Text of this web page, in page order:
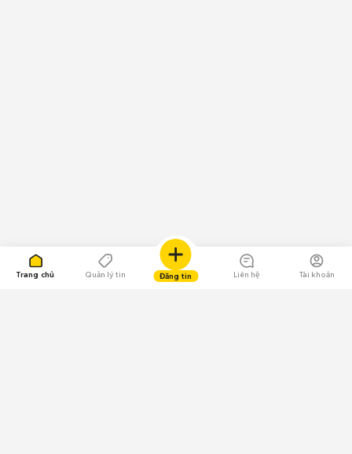
Trang chủ Quản lý tin Đăng tin Liên hệ Tài khoản